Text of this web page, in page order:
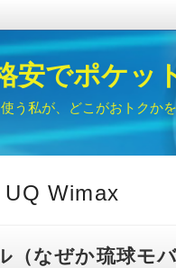
安でポケッ
う私が、どこがおトクか
Wimax
（なぜか琉球モ